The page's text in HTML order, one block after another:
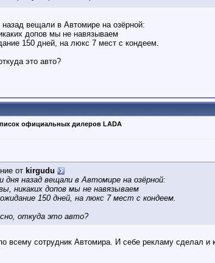
вещали в Автомире на озёрной:
допов мы не навязываем
150 дней, на люкс 7 мест с кондеем.
это авто?
официальных дилеров LADA
от kirgudu
дня назад вещали в Автомире на озёрной:
никаких допов мы не навязываем
150 дней, на люкс 7 мест с кондеем.
откуда это авто?
всему сотрудник Автомира. И себе рекламу сделал и